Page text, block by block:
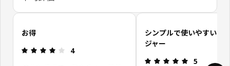
お客さまレビューをスキップ
お得
レビュー: 4 5 星の数
4
シンプルで使いやすいス
ジャー
レビュー: 5
5